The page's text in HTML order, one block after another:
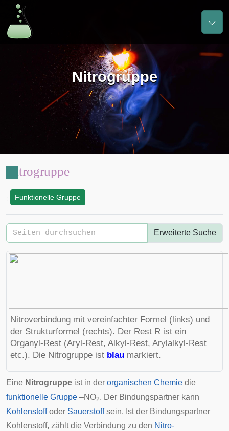
Nitrogruppe
Nitrogruppe
Funktionelle Gruppe
Erweiterte Suche
Nitroverbindung mit vereinfachter Formel (links) und
der Strukturformel (rechts). Der Rest R ist ein
Organyl-Rest (Aryl-Rest, Alkyl-Rest, Arylalkyl-Rest
etc.). Die Nitrogruppe ist blau markiert.
Eine Nitrogruppe ist in der organischen Chemie die
funktionelle Gruppe –NO2. Der Bindungspartner kann
Kohlenstoffoder Sauerstoffsein. Ist der Bindungspartner
Kohlenstoff, zählt die Verbindung zu den Nitro-